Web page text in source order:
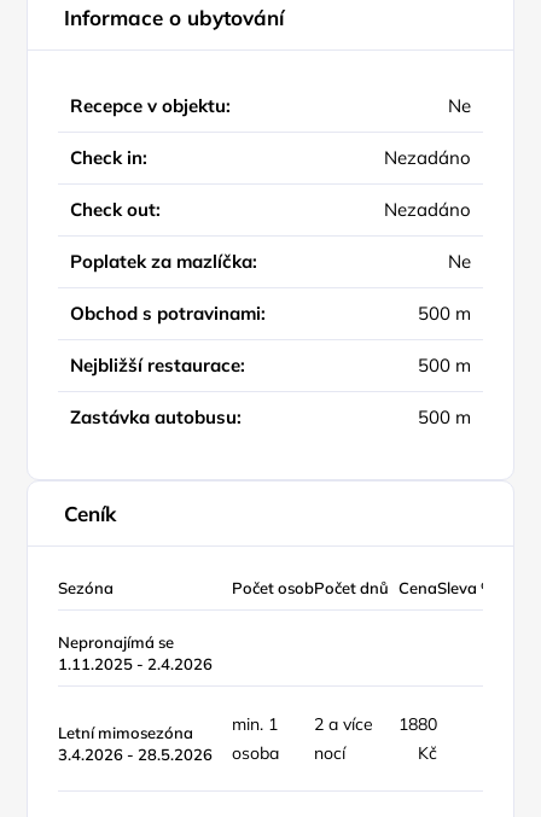
Informace o ubytování
Recepce v objektu: Ne
Check in: Nezadáno
Check out: Nezadáno
Poplatek za mazlíčka: Ne
Obchod s potravinami: 500 m
Nejbližší restaurace: 500 m
Zastávka autobusu: 500 m
Ceník
Sezóna Počet osobPočet dnů CenaSleva %
Nepronajímá se
1.11.2025 - 2.4.2026
Letní mimosezóna
3.4.2026 - 28.5.2026
min. 1
osoba
2 a více
nocí
1880
Kč